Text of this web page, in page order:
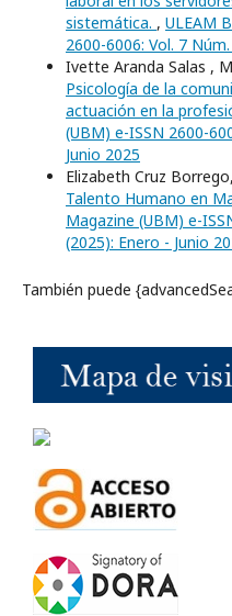
sistemática. , ULEAM
2600-6006: Vol. 7
Ivette Aranda Salas ,
Psicología de la
actuación en la
(UBM) e-ISSN 2600-
Junio 2025
Elizabeth Cruz
Talento Humano en
Magazine (UBM) e-
(2025): Enero - Junio
También puede